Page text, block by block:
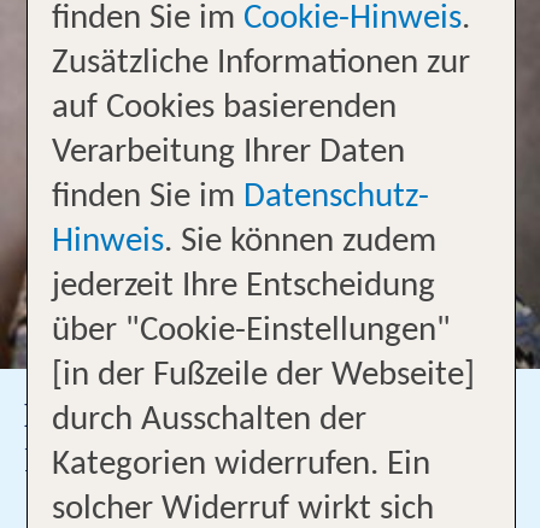
Birgit Breustedt
Filialleiterin
05321-34240
finden Sie im Cookie-Hinweis.
Zusätzliche Informationen zur
auf Cookies basierenden
Verarbeitung Ihrer Daten
finden Sie im Datenschutz-
Hinweis. Sie können zudem
jederzeit Ihre Entscheidung
über "Cookie-Einstellungen"
[in der Fußzeile der Webseite]
durch Ausschalten der
Kategorien widerrufen. Ein
solcher Widerruf wirkt sich